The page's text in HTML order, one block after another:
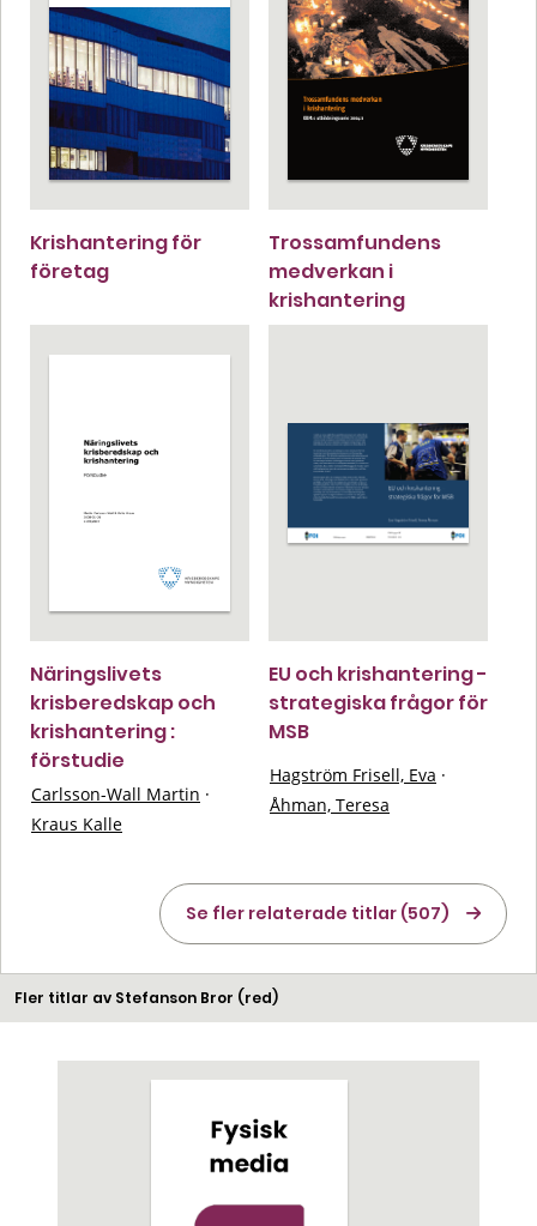
Krishantering för
företag
Trossamfundens
medverkan i
krishantering
Näringslivets
krisberedskap och
krishantering :
förstudie
Carlsson-Wall Martin ·
Kraus Kalle
EU och krishantering -
strategiska frågor för
MSB
Hagström Frisell, Eva ·
Åhman, Teresa
Se fler relaterade titlar (507)
Fler titlar av Stefanson Bror (red)